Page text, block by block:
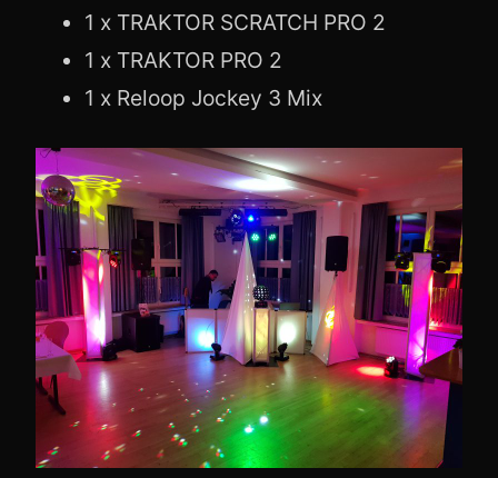
1 x TRAKTOR SCRATCH PRO 2
1 x TRAKTOR PRO 2
1 x Reloop Jockey 3 Mix